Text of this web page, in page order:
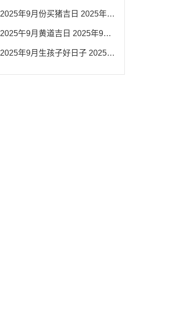
2025年9月份买猪吉日 2025年9月买猪进圈吉日
2025午9月黄道吉日 2025年9月黄道吉日一览表大全
2025年9月生孩子好日子 2025年9月哪天生孩子比较好